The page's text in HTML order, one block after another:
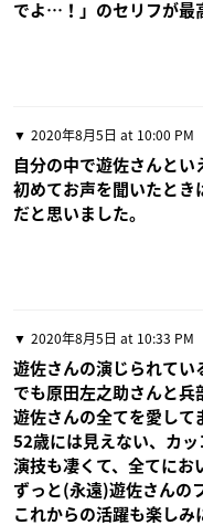
でよ…！」のセリフが最
2020年8月5日 at 10:00 PM
自分の中で遊佐さんとい
初めてお声を聞いたとき
だと思いました。
2020年8月5日 at 10:33 PM
遊佐さんの演じられてい
でも原田左之助さんと兵
遊佐さんの全てを愛して
52歳には見えない、カッ
演技も凄くて、全てにお
ずっと(永遠)遊佐さんの
これからの活躍も楽しみ